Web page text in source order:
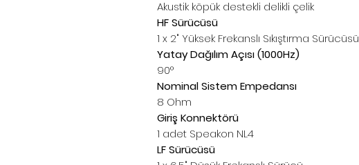
Akustik köpük destekli delikli çelik
HF Sürücüsü
1 x 2" Yüksek Frekanslı Sıkıştırma Sürücüsü
Yatay Dağılım Açısı (1000Hz)
90°
Nominal Sistem Empedansı
8 Ohm
Giriş Konnektörü
1 adet Speakon NL4
LF Sürücüsü